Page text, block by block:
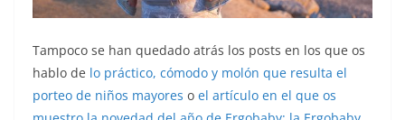
Tampoco se han quedado atrás los posts en los que os
hablo de lo práctico, cómodo y molón que resulta el
porteo de niños mayores o el artículo en el que os